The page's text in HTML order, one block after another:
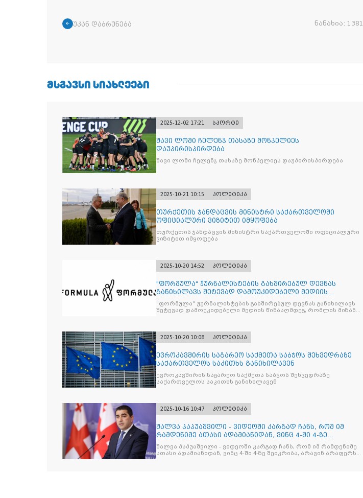
უკან დაბრუნება ნანახია: 1381
ᲛᲡᲒᲐᲕᲡᲘ ᲡᲘᲐᲮᲚᲔᲔᲑᲘ
2025-12-02 17:21 სპორტი
შავი ლომი ჩელენჯ თასაზე მონპელიეს
დაუპირისპირდება
შავი ლომი ჩელენჯ თასაზე მონპელიეს დაუპირისპირდება
2025-10-21 10:15 პოლიტიკა
თურქეთის ჯანდაცვის მინისტრი საქართველოში
ოფიციალური ვიზიტით იმყოფება
თურქეთის ჯანდაცვის მინისტრი საქართველოში ოფიციალური
ვიზიტით იმყოფება
2025-10-20 14:52 პოლიტიკა
"ფორმულა" ჟურნალისტების გახშირებულ დევნას
განიხილავს შეტევად დამოუკიდებელი მედიის
წინააღმდ
"ფორმულა" ჟურნალისტების გახშირებულ დევნას განიხილავს
შეტევად დამოუკიდებელი მედიის წინააღმდეგ, რომლის მიზანი
2025-10-20 10:08 პოლიტიკა
ევროკავშირის საგარეო საქმეთა საბჭოს შეხვედრაზე
საქართველოს საკითხს განიხილავენ
ევროკავშირის საგარეო საქმეთა საბჭოს შეხვედრაზე
საქართველოს საკითხს განიხილავენ
2025-10-16 10:47 პოლიტიკა
შალვა პაპუაშვილი - ვიდეოში კარგად ჩანს, რომ იმ
რამდენიმე ათასი ადამიანიდან, ვინც 4-ში 4-ზე
შეიკრიბა,
შალვა პაპუაშვილი - ვიდეოში კარგად ჩანს, რომ იმ რამდენიმე
ათასი ადამიანიდან, ვინც 4-ში 4-ზე შეიკრიბა, არავინ არაფერს